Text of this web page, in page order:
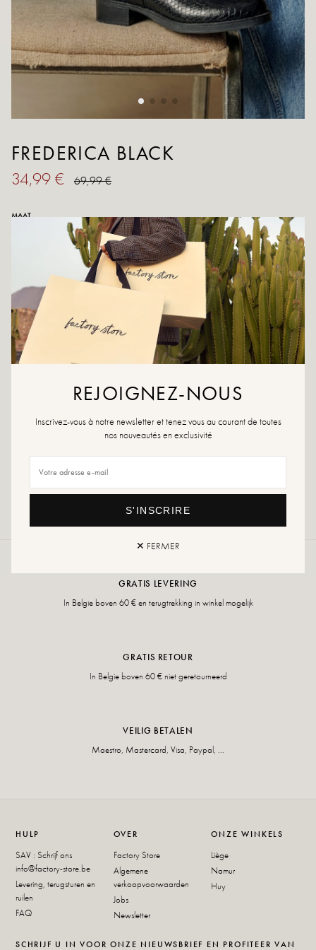
FREDERICA BLACK
34,99 € 69,99 €
MAAT
37 38 39 40 41
Geleider van de maten
GRATIS LEVERING
In Belgie boven 60 € en terugtrekking in winkel mogelijk
GRATIS RETOUR
In Belgie boven 60 € niet geretourneerd
VEILIG BETALEN
Maestro, Mastercard, Visa, Paypal, ...
HULP
SAV : Schrijf ons
info@factory-store.be
Levering, terugsturen en
ruilen
FAQ
OVER
Factory Store
Algemene
verkoopvoorwaarden
Jobs
Newsletter
ONZE WINKELS
Liège
Namur
Huy
SCHRIJF U IN VOOR ONZE NIEUWSBRIEF EN PROFITEER VAN
REJOIGNEZ-NOUS
Inscrivez-vous à notre newsletter et tenez vous au courant de toutes
nos nouveautés en exclusivité
S'INSCRIRE
✕ FERMER